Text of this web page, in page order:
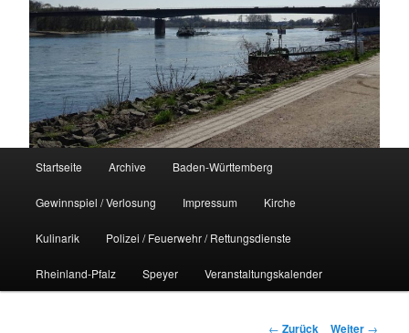
Startseite Archive Baden-Württemberg
Gewinnspiel / Verlosung Impressum Kirche
Kulinarik Polizei / Feuerwehr / Rettungsdienste
Rheinland-Pfalz Speyer Veranstaltungskalender
Beitrags-
← Zurück Weiter →